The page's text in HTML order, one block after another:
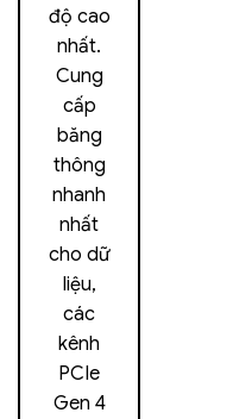
độ cao
nhất.
Cung
cấp
băng
thông
nhanh
nhất
cho dữ
liệu,
các
kênh
PCIe
Gen 4